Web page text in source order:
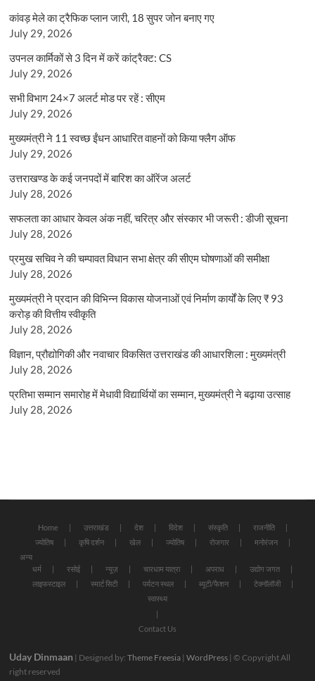
कांवड़ मेले का ट्रैफिक प्लान जारी, 18 सुपर जोन बनाए गए
July 29, 2026
उपनल कार्मिकों से 3 दिन में करें कांट्रैक्ट: CS
July 29, 2026
सभी विभाग 24×7 अलर्ट मोड पर रहें : सीएम
July 29, 2026
मुख्यमंत्री ने 11 स्वच्छ ईंधन आधारित वाहनों को किया फ्लैग ऑफ
July 29, 2026
उत्तराखण्ड के कई जनपदों में बारिश का ऑरेंज अलर्ट
July 28, 2026
सफलता का आधार केवल अंक नहीं, चरित्र और संस्कार भी जरूरी : डीजी सूचना
July 28, 2026
प्रमुख सचिव ने की चम्पावत विधान सभा क्षेत्र की सीएम घोषणाओं की समीक्षा
July 28, 2026
मुख्यमंत्री ने प्रदान की विभिन्न विकास योजनाओं एवं निर्माण कार्यों के लिए ₹ 93
करोड़ की वित्तीय स्वीकृति
July 28, 2026
विज्ञान, प्रौद्योगिकी और नवाचार विकसित उत्तराखंड की आधारशिला : मुख्यमंत्री
July 28, 2026
प्रतिभा सम्मान समारोह में मेधावी विद्यार्थियों का सम्मान, मुख्यमंत्री ने बढ़ाया उत्साह
July 28, 2026
Home उत्तराखंड देश विदेश संस्कृति
राजनीति
ज्योतिष
कृषि दर्शन खेल ज्योतिष रोजगार
मनोरंजन
अन्य
धर्म
रसोई न्यूज़ चारधाम यात्रा अपराध
उद्योग जगत
लाइफस्टाइल
स्मार्ट सिटी पर्यटन स्थल ब्यूटी/फैशन
टेक्नॉलॉजी
स्वास्थ्य
Contact Us
Uday Dinmaan | Designed by:Theme Freesia |WordPress | © Copyright All
right reserved